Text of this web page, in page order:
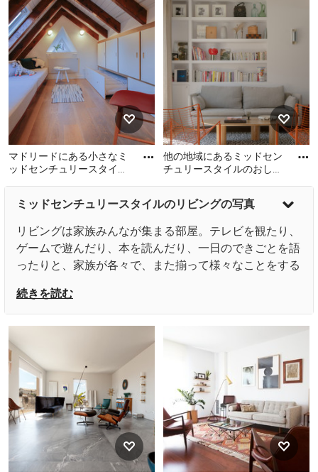
写真
ミッドセンチュリースタイ
ルのおしゃれなリビングの
写真
グ、暖炉なし、壁掛け型テ
チュリースタイルのおしゃ
れなLDK (無垢フローリン
グ、暖炉なし、壁掛け型テ
レビ、茶色い床、白い壁) の
写真
マドリードにある小さなミ
ッドセンチュリースタイル
マドリードにある小さなミ
ッドセンチュリースタイル
ーリング) の写真
他の地域にあるミッドセン
チュリースタイルのおしゃ
他の地域にあるミッドセン
チュリースタイルのおしゃ
ミッドセンチュリースタイルのリビングの写真
リビングは家族みんなが集まる部屋。テレビを観たり、
ゲームで遊んだり、本を読んだり、一日のできごとを語
ったりと、家族が各々で、また揃って様々なことをする
ングに遊び場所をつくることも多いでしょうし、小学生
になればリビングで宿題をすることもあるかもしれませ
たり、パソコンを使うことも考えられます。また、特別
な客間がない限り、リビングにお客さまを招くことも多
いはずです。そんな多目的な部屋だからこそ、おしゃれ
でくつろげるミッドセンチュリースタイルのリビングを
つくるヒントを探しましょう。
おしゃれなミッドセンチュリースタイルのリビングのイ
ンテリアとは？
続きを読む